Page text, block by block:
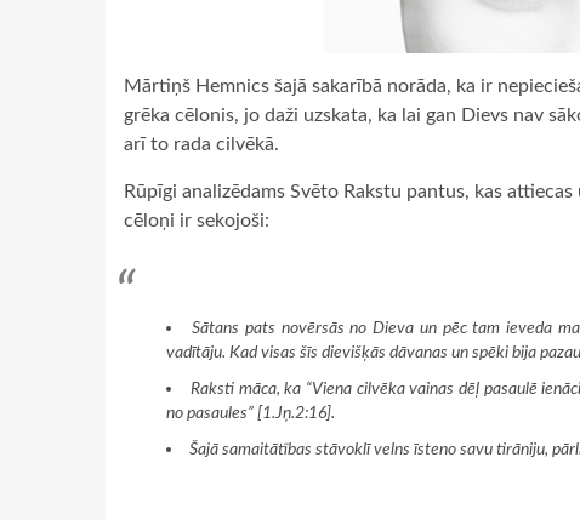
Mārtiņš Hemnics šajā sakarībā norāda, ka ir
grēka cēlonis, jo daži uzskata, ka lai gan Dievs nav
arī to rada cilvēkā.
Rūpīgi analizēdams Svēto Rakstu pantus, kas
cēloņi ir sekojoši:
Sātans pats novērsās no Dieva un pēc tam ieveda
vadītāju. Kad visas šīs dievišķās dāvanas un spēki bija
Raksti māca, ka “Viena cilvēka vainas dēļ pasaulē
no pasaules” [1.Jņ.2:16].
Šajā samaitātības stāvoklī velns īsteno savu tirāniju,